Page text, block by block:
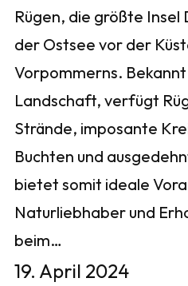
Rügen, die größte Insel
der Ostsee vor der
Vorpommerns.
Landschaft, verfügt
Strände, imposante
Buchten und
bietet somit ideale
Naturliebhaber und
beim…
19. April 2024